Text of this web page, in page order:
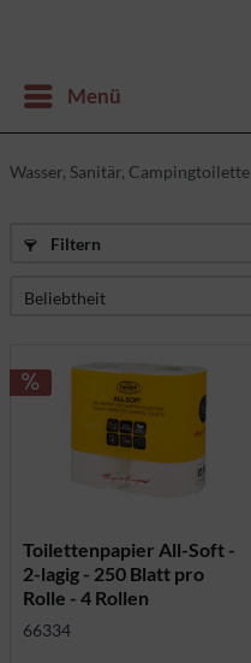
Menü
Wasser, Sanitär, Campingtoilette
Filtern
Toilettenpapier All-Soft -
2-lagig - 250 Blatt pro
Rolle - 4 Rollen
66334